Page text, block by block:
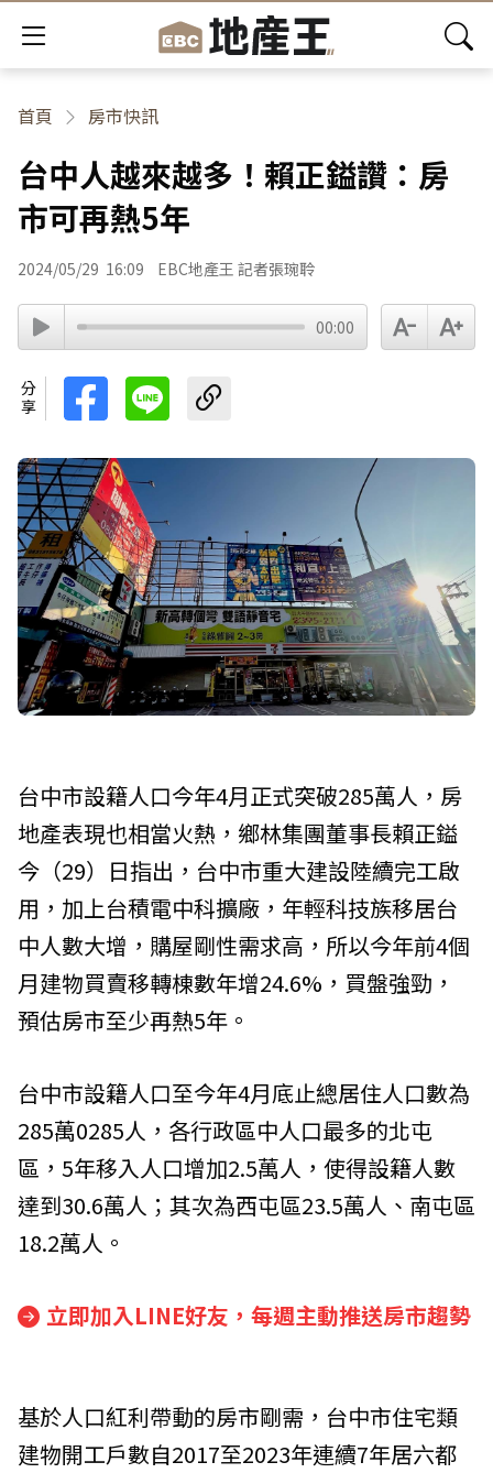
首頁 房市快訊
台中人越來越多！賴正鎰讚：房
市可再熱5年
2024/05/29 16:09 EBC地產王 記者張琬聆
00:00
分享
台中市設籍人口今年4月正式突破285萬人，房
地產表現也相當火熱，鄉林集團董事長賴正鎰
今（29）日指出，台中市重大建設陸續完工啟
用，加上台積電中科擴廠，年輕科技族移居台
中人數大增，購屋剛性需求高，所以今年前4個
月建物買賣移轉棟數年增24.6%，買盤強勁，
預估房市至少再熱5年。
台中市設籍人口至今年4月底止總居住人口數為
285萬0285人，各行政區中人口最多的北屯
區，5年移入人口增加2.5萬人，使得設籍人數
達到30.6萬人；其次為西屯區23.5萬人、南屯區
18.2萬人。
立即加入LINE好友，每週主動推送房市趨勢
基於人口紅利帶動的房市剛需，台中市住宅類
建物開工戶數自2017至2023年連續7年居六都